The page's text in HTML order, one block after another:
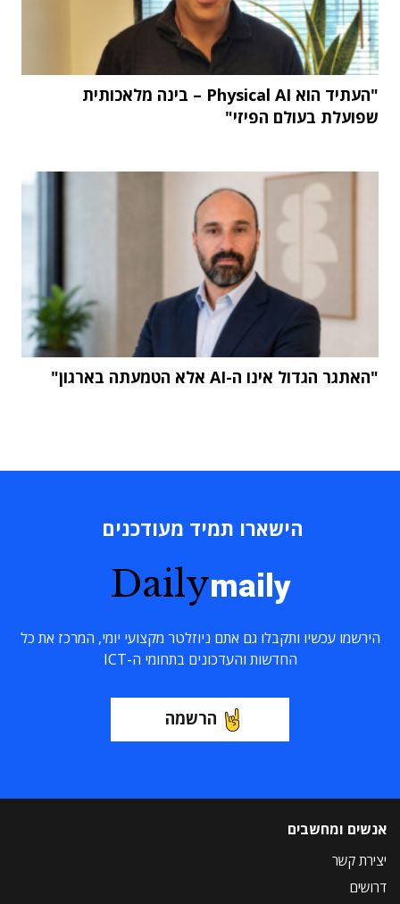
"העתיד הוא Physical AI – בינה מלאכותית
שפועלת בעולם הפיזי"
"האתגר הגדול אינו ה-AI אלא הטמעתה בארגון"
הישארו תמיד מעודכנים
Dailymaily
הירשמו עכשיו ותקבלו גם אתם ניוזלטר מקצועי יומי, המרכז את כל
החדשות והעדכונים בתחומי ה-ICT
הרשמה
אנשים ומחשבים
יצירת קשר
דרושים